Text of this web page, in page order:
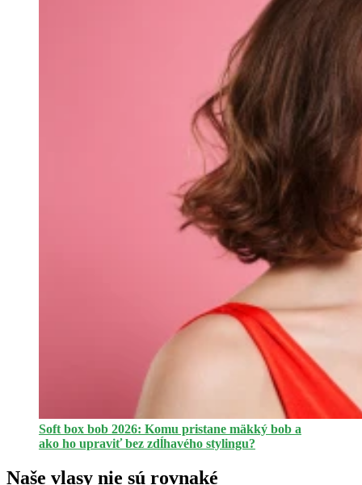
Soft box bob 2026: Komu pristane mäkký bob a
ako ho upraviť bez zdĺhavého stylingu?
Naše vlasy nie sú rovnaké